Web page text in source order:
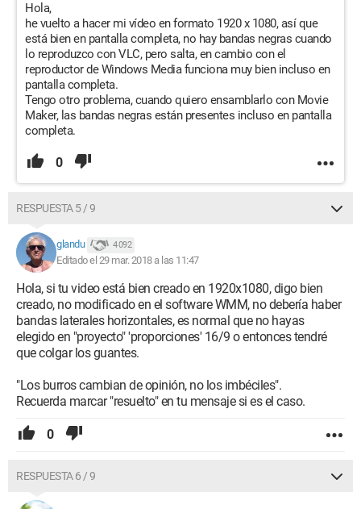
Hola,
he vuelto a hacer mi vídeo en formato 1920 x 1080, así que
está bien en pantalla completa, no hay bandas negras cuando
lo reproduzco con VLC, pero salta, en cambio con el
reproductor de Windows Media funciona muy bien incluso en
pantalla completa.
Tengo otro problema, cuando quiero ensamblarlo con Movie
Maker, las bandas negras están presentes incluso en pantalla
completa.
0
RESPUESTA 5 / 9
glandu 4 092
Editado el 29 mar. 2018 a las 11:47
Hola, si tu video está bien creado en 1920x1080, digo bien
creado, no modificado en el software WMM, no debería haber
bandas laterales horizontales, es normal que no hayas
elegido en "proyecto" 'proporciones' 16/9 o entonces tendré
que colgar los guantes.
"Los burros cambian de opinión, no los imbéciles".
Recuerda marcar "resuelto" en tu mensaje si es el caso.
0
RESPUESTA 6 / 9